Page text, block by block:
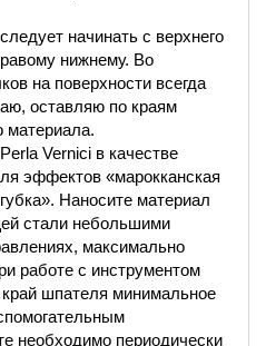
начинать с верхнего
нижнему. Во
на поверхности всегда
оставляю по краям
материала.
Vernici в качестве
эффектов «марокканская
Наносите материал
стали небольшими
максимально
работе с инструментом
шпателя минимальное
необходимо периодически